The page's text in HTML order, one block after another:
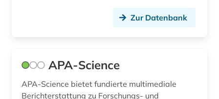
forschungsmethodik (1)
fotografie (1)
Zur Datenbank
APA-Science
APA-Science bietet fundierte multimediale
Berichterstattung zu Forschungs- und